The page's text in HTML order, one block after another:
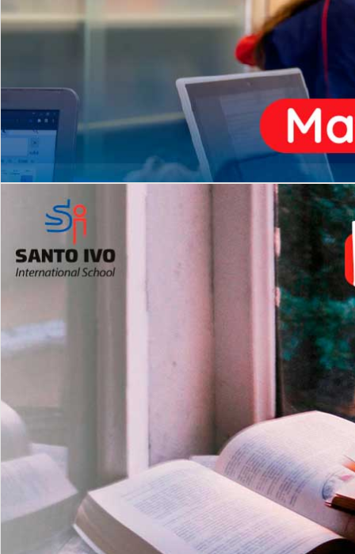
Matrículas Abertas 2026
MÉDIO
igh School
Dupla Diplomação
2º AO 5º ANO FUNDAMENTAL
es
Com imersão Bilingue - Anos
Finais
6º AO 9º ANO FUNDAMENTAL
Inglês: Turmas Reduzidas
(Proficiência)